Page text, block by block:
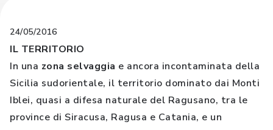
24/05/2016
IL TERRITORIO
In una zona selvaggia e ancora incontaminata della
Sicilia sudorientale, il territorio dominato dai Monti
Iblei, quasi a difesa naturale del Ragusano, tra le
province di Siracusa, Ragusa e Catania, e un